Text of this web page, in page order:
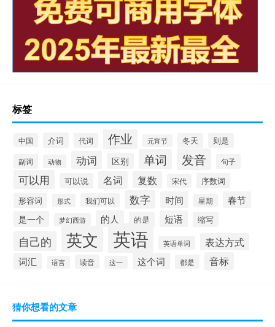
标签
中国 介词 代词 作业 元宵节 冬天
则是
副词
动物 动词 区别 单词 发音 句子
可以用 可以说 名词 复数 宋代
序数词
形容词
形式 我们可以 数字 时间 星期 春节
是一个 梦幻西游 的人 的是 短语 缩写
自己的 英文 英语 英语单词 表达方式
词汇 语言 读音 这一 这个词 都是 音标
猜你想看的文章